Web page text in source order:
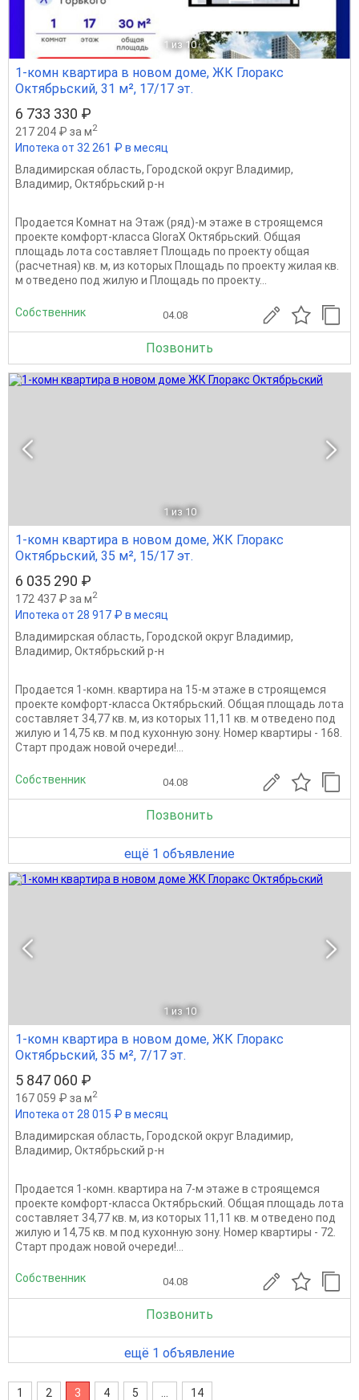
1 из 10
1-комн квартира в новом доме, ЖК Глоракс
Октябрьский, 31 м², 17/17 эт.
6 733 330 ₽
217 204 ₽ за м2
Ипотека от 32 261 ₽ в месяц
Владимирская область, Городской округ Владимир,
Владимир, Октябрьский р-н
Продается Комнат на Этаж (ряд)-м этаже в строящемся
проекте комфорт-класса GloraX Октябрьский. Общая
площадь лота составляет Площадь по проекту общая
(расчетная) кв. м, из которых Площадь по проекту жилая кв.
м отведено под жилую и Площадь по проекту...
Собственник 04.08
Позвонить
1 из 10
1-комн квартира в новом доме, ЖК Глоракс
Октябрьский, 35 м², 15/17 эт.
6 035 290 ₽
172 437 ₽ за м2
Ипотека от 28 917 ₽ в месяц
Владимирская область, Городской округ Владимир,
Владимир, Октябрьский р-н
Продается 1-комн. квартира на 15-м этаже в строящемся
проекте комфорт-класса Октябрьский. Общая площадь лота
составляет 34,77 кв. м, из которых 11,11 кв. м отведено под
жилую и 14,75 кв. м под кухонную зону. Номер квартиры - 168.
Старт продаж новой очереди!...
Собственник 04.08
Позвонить
ещё 1 объявление
1 из 10
1-комн квартира в новом доме, ЖК Глоракс
Октябрьский, 35 м², 7/17 эт.
5 847 060 ₽
167 059 ₽ за м2
Ипотека от 28 015 ₽ в месяц
Владимирская область, Городской округ Владимир,
Владимир, Октябрьский р-н
Продается 1-комн. квартира на 7-м этаже в строящемся
проекте комфорт-класса Октябрьский. Общая площадь лота
составляет 34,77 кв. м, из которых 11,11 кв. м отведено под
жилую и 14,75 кв. м под кухонную зону. Номер квартиры - 72.
Старт продаж новой очереди!...
Собственник 04.08
Позвонить
ещё 1 объявление
1 2 3 4 5
14